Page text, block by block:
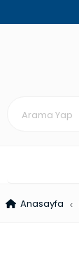
Anasayfa